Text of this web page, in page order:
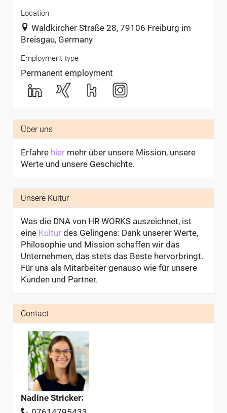
Location
Waldkircher Straße 28, 79106 Freiburg im
Breisgau, Germany
Employment type
Permanent employment
Über uns
Erfahre hier mehr über unsere Mission, unsere
Werte und unsere Geschichte.
Unsere Kultur
Was die DNA von HR WORKS auszeichnet, ist
eine Kultur des Gelingens: Dank unserer Werte,
Philosophie und Mission schaffen wir das
Unternehmen, das stets das Beste hervorbringt.
Für uns als Mitarbeiter genauso wie für unsere
Kunden und Partner.
Contact
Nadine Stricker: